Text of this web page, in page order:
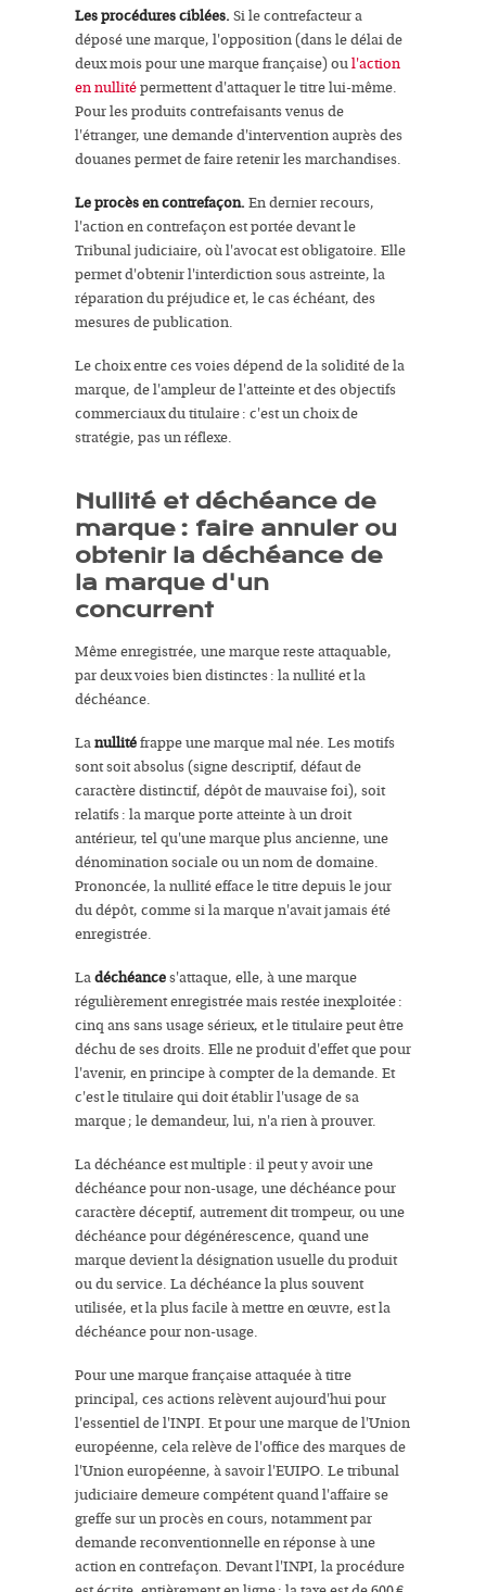
Les procédures ciblées. Si le contrefacteur a
déposé une marque, l'opposition (dans le délai de
deux mois pour une marque française) oul'action
en nullitépermettent d'attaquer le titre lui-même.
Pour les produits contrefaisants venus de
l'étranger, une demande d'intervention auprès des
douanes permet de faire retenir les marchandises.
Le procès en contrefaçon. En dernier recours,
l'action en contrefaçon est portée devant le
Tribunal judiciaire, où l'avocat est obligatoire. Elle
permet d'obtenir l'interdiction sous astreinte, la
réparation du préjudice et, le cas échéant, des
mesures de publication.
Le choix entre ces voies dépend de la solidité de la
marque, de l'ampleur de l'atteinte et des objectifs
commerciaux du titulaire : c'est un choix de
stratégie, pas un réflexe.
Nullité et déchéance de
marque : faire annuler ou
obtenir la déchéance de
la marque d'un
concurrent
Même enregistrée, une marque reste attaquable,
par deux voies bien distinctes : la nullité et la
déchéance.
Lanullitéfrappe une marque mal née. Les motifs
sont soit absolus (signe descriptif, défaut de
caractère distinctif, dépôt de mauvaise foi), soit
relatifs : la marque porte atteinte à un droit
antérieur, tel qu'une marque plus ancienne, une
dénomination sociale ou un nom de domaine.
Prononcée, la nullité efface le titre depuis le jour
du dépôt, comme si la marque n'avait jamais été
enregistrée.
Ladéchéances'attaque, elle, à une marque
régulièrement enregistrée mais restée inexploitée :
cinq ans sans usage sérieux, et le titulaire peut être
déchu de ses droits. Elle ne produit d'effet que pour
l'avenir, en principe à compter de la demande. Et
c'est le titulaire qui doit établir l'usage de sa
marque ; le demandeur, lui, n'a rien à prouver.
La déchéance est multiple : il peut y avoir une
déchéance pour non-usage, une déchéance pour
caractère déceptif, autrement dit trompeur, ou une
déchéance pour dégénérescence, quand une
marque devient la désignation usuelle du produit
ou du service. La déchéance la plus souvent
utilisée, et la plus facile à mettre en œuvre, est la
déchéance pour non-usage.
Pour une marque française attaquée à titre
principal, ces actions relèvent aujourd'hui pour
l'essentiel de l'INPI. Et pour une marque de l'Union
européenne, cela relève de l'office des marques de
l'Union européenne, à savoir l'EUIPO. Le tribunal
judiciaire demeure compétent quand l'affaire se
greffe sur un procès en cours, notamment par
demande reconventionnelle en réponse à une
action en contrefaçon. Devant l'INPI, la procédure